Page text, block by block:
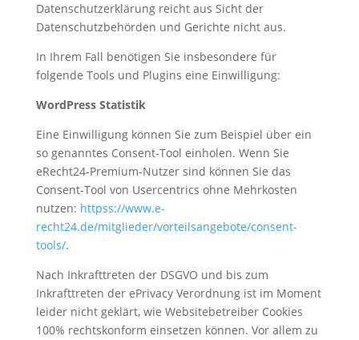
Datenschutzerklärung reicht aus Sicht der
Datenschutzbehörden und Gerichte nicht aus.
In Ihrem Fall benötigen Sie insbesondere für
folgende Tools und Plugins eine Einwilligung:
WordPress Statistik
Eine Einwilligung können Sie zum Beispiel über ein
so genanntes Consent-Tool einholen. Wenn Sie
eRecht24-Premium-Nutzer sind können Sie das
Consent-Tool von Usercentrics ohne Mehrkosten
nutzen: httpss://www.e-
recht24.de/mitglieder/vorteilsangebote/consent-
tools/.
Nach Inkrafttreten der DSGVO und bis zum
Inkrafttreten der ePrivacy Verordnung ist im Moment
leider nicht geklärt, wie Websitebetreiber Cookies
100% rechtskonform einsetzen können. Vor allem zu